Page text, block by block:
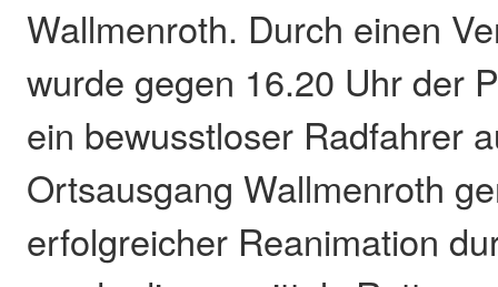
Wallmenroth. Durch einen
wurde gegen 16.20 Uhr der
ein bewusstloser Radfahrer
Ortsausgang Wallmenroth
erfolgreicher Reanimation